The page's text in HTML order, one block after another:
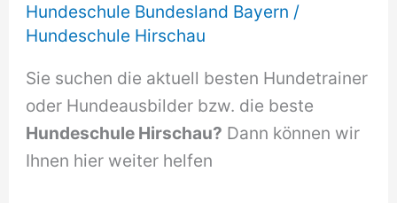
Hundeschule Bundesland Bayern /
Hundeschule Hirschau
Sie suchen die aktuell besten Hundetrainer
oder Hundeausbilder bzw. die beste
Hundeschule Hirschau? Dann können wir
Ihnen hier weiter helfen